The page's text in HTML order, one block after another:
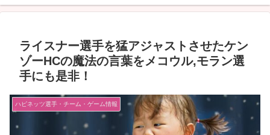
ライスナー選手を猛アジャストさせたケン
ゾーHCの魔法の言葉をメコウル,モラン選
手にも是非！
ハピネッツ選手・チーム・ゲーム情報